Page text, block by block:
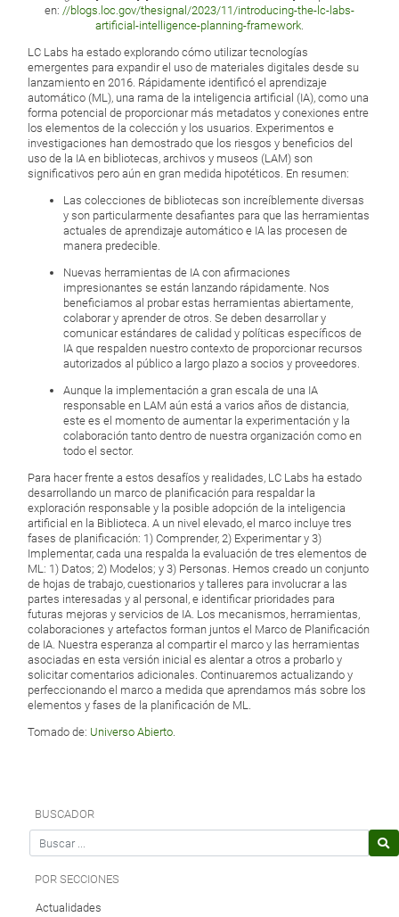
en: //blogs.loc.gov/thesignal/2023/11/introducing-the-lc-labs-
artificial-intelligence-planning-framework
LC Labs ha estado explorando cómo utilizar tecnologías
emergentes para expandir el uso de materiales digitales desde su
lanzamiento en 2016. Rápidamente identificó el aprendizaje
automático (ML), una rama de la inteligencia artificial (IA), como una
forma potencial de proporcionar más metadatos y conexiones entre
los elementos de la colección y los usuarios. Experimentos e
investigaciones han demostrado que los riesgos y beneficios del
uso de la IA en bibliotecas, archivos y museos (LAM) son
significativos pero aún en gran medida hipotéticos. En resumen:
Las colecciones de bibliotecas son increíblemente diversas
y son particularmente desafiantes para que las herramientas
actuales de aprendizaje automático e IA las procesen de
manera predecible.
Nuevas herramientas de IA con afirmaciones
impresionantes se están lanzando rápidamente. Nos
beneficiamos al probar estas herramientas abiertamente,
colaborar y aprender de otros. Se deben desarrollar y
comunicar estándares de calidad y políticas específicos de
IA que respalden nuestro contexto de proporcionar recursos
autorizados al público a largo plazo a socios y proveedores.
Aunque la implementación a gran escala de una IA
responsable en LAM aún está a varios años de distancia,
este es el momento de aumentar la experimentación y la
colaboración tanto dentro de nuestra organización como en
todo el sector.
Para hacer frente a estos desafíos y realidades, LC Labs ha estado
desarrollando un marco de planificación para respaldar la
exploración responsable y la posible adopción de la inteligencia
artificial en la Biblioteca. A un nivel elevado, el marco incluye tres
fases de planificación: 1) Comprender, 2) Experimentar y 3)
Implementar, cada una respalda la evaluación de tres elementos de
ML: 1) Datos; 2) Modelos; y 3) Personas. Hemos creado un conjunto
de hojas de trabajo, cuestionarios y talleres para involucrar a las
partes interesadas y al personal, e identificar prioridades para
futuras mejoras y servicios de IA. Los mecanismos, herramientas,
colaboraciones y artefactos forman juntos el Marco de Planificación
de IA. Nuestra esperanza al compartir el marco y las herramientas
asociadas en esta versión inicial es alentar a otros a probarlo y
solicitar comentarios adicionales. Continuaremos actualizando y
perfeccionando el marco a medida que aprendamos más sobre los
elementos y fases de la planificación de ML.
Tomado de: Universo Abierto
BUSCADOR
Search for
POR SECCIONES
Actualidades